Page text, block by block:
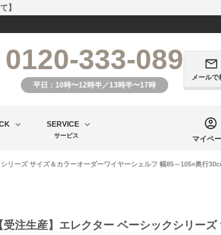
】
0120-333-089
平日：10時〜12時半／13時半〜17時
メールで
SERVICE
サービス マイペ
リーズ サイズ＆カラーオーダーワイヤーシェルフ 幅85～105×奥行
受注生産】エレクター ベーシックシリーズ